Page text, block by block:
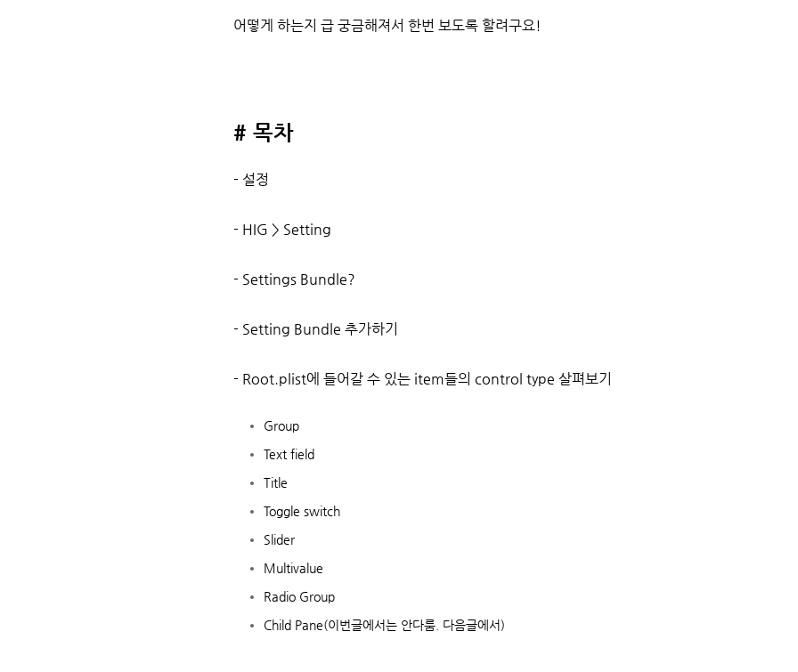
어떻게 하는지 급 궁금해져서 한번 보도록 할려구요!
# 목차
- 설정
- HIG > Setting
- Settings Bundle?
- Setting Bundle 추가하기
- Root.plist에 들어갈 수 있는 item들의 control type 살펴보기
Group
Text field
Title
Toggle switch
Slider
Multivalue
Radio Group
Child Pane(이번글에서는 안다룸. 다음글에서)